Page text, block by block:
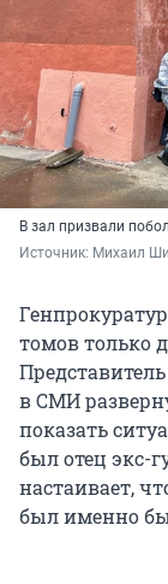
В зал призвали
Источник: Михаил
томов только
в СМИ
показать
был отец экс-
настаивает,
был именно